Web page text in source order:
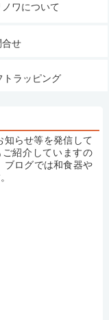
ノワについて
合せ
トラッピング
知らせ等を発信して
紹介していますの
ブログでは和食器や